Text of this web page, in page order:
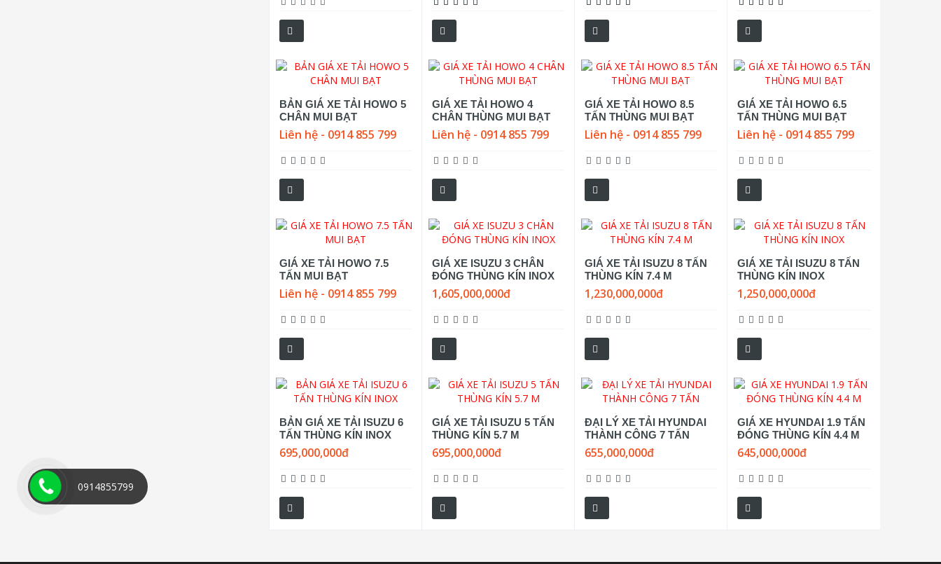
BẢN GIÁ XE TẢI HOWO 5
CHÂN MUI BẠT
Liên hệ - 0914 855 799
GIÁ XE TẢI HOWO 4
CHÂN THÙNG MUI BẠT
Liên hệ - 0914 855 799
GIÁ XE TẢI HOWO 8.5
TẤN THÙNG MUI BẠT
Liên hệ - 0914 855 799
GIÁ XE TẢI HOWO 6.5
TẤN THÙNG MUI BẠT
Liên hệ - 0914 855 799
GIÁ XE TẢI HOWO 7.5
TẤN MUI BẠT
Liên hệ - 0914 855 799
GIÁ XE ISUZU 3 CHÂN
ĐÓNG THÙNG KÍN INOX
1,605,000,000đ
GIÁ XE TẢI ISUZU 8 TẤN
THÙNG KÍN 7.4 M
1,230,000,000đ
GIÁ XE TẢI ISUZU 8 TẤN
THÙNG KÍN INOX
1,250,000,000đ
BẢN GIÁ XE TẢI ISUZU 6
TẤN THÙNG KÍN INOX
695,000,000đ
GIÁ XE TẢI ISUZU 5 TẤN
THÙNG KÍN 5.7 M
695,000,000đ
ĐẠI LÝ XE TẢI HYUNDAI
THÀNH CÔNG 7 TẤN
655,000,000đ
GIÁ XE HYUNDAI 1.9 TẤN
ĐÓNG THÙNG KÍN 4.4 M
645,000,000đ
0914855799